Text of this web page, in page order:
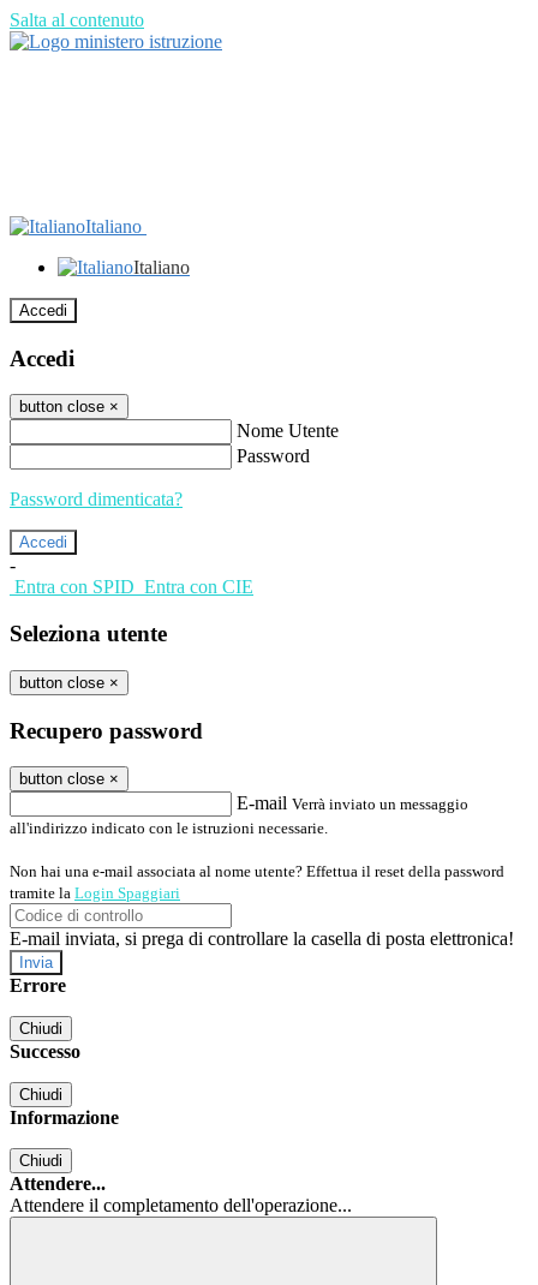
Salta al contenuto
Italiano
Italiano
Accedi
Accedi
button close ×
Nome Utente
Password
Password dimenticata?
-
Entra con SPID Entra con CIE
Seleziona utente
button close ×
Recupero password
button close ×
E-mail Verrà inviato un messaggio
all'indirizzo indicato con le istruzioni necessarie.
Non hai una e-mail associata al nome utente? Effettua il reset della password
tramite la Login Spaggiari
E-mail inviata, si prega di controllare la casella di posta elettronica!
Errore
Chiudi
Successo
Chiudi
Informazione
Chiudi
Attendere...
Attendere il completamento dell'operazione...